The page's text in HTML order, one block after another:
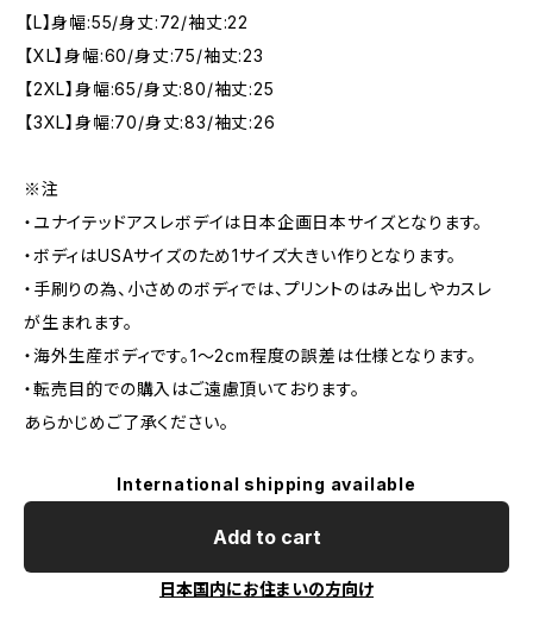
【L】身幅:55/身丈:72/袖丈:22
【XL】身幅:60/身丈:75/袖丈:23
【2XL】身幅:65/身丈:80/袖丈:25
【3XL】身幅:70/身丈:83/袖丈:26
※注
・ユナイテッドアスレボデイは日本企画日本サイズとなります。
・ボディはUSAサイズのため1サイズ大きい作りとなります。
・手刷りの為、小さめのボディでは、プリントのはみ出しやカスレ
が生まれます。
・海外生産ボディです。1～2cm程度の誤差は仕様となります。
・転売目的での購入はご遠慮頂いております。
あらかじめご了承ください。
International shipping available
Add to cart
日本国内にお住まいの方向け